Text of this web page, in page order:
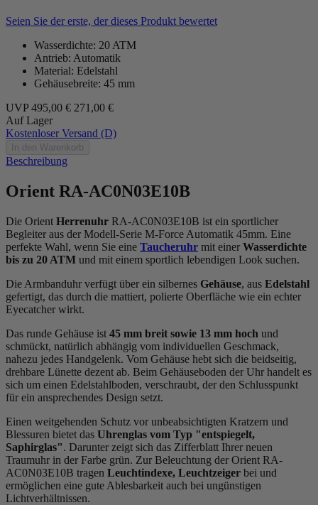
Seien Sie der erste, der dieses Produkt bewertet
Wasserdichte: 20 ATM
Antrieb: Automatik
Material: Edelstahl
Gehäusebreite: 45 mm
UVP 495,00 € 271,00 €
Auf Lager
Kostenloser Versand (D)
In den Warenkorb
Beschreibung
Orient RA-AC0N03E10B
Die Orient Herrenuhr RA-AC0N03E10B ist ein sportlicher
Begleiter aus der Modell-Serie M-Force Automatik 45mm. Eine
perfekte Wahl, wenn Sie eine Taucheruhr mit einer Wasserdichte
bis zu 20 ATM und mit einem sportlich lebendigen Look suchen.
Die Armbanduhr verfügt über ein silbernes Gehäuse, aus Edelstahl
gefertigt, das durch die mattiert, polierte Oberfläche wie ein echter
Eyecatcher wirkt.
Das runde Gehäuse ist 45 mm breit sowie 13 mm hoch und
schmückt, natürlich abhängig vom individuellen Geschmack,
nahezu jedes Handgelenk. Vom Gehäuse hebt sich die beidseitig,
drehbare Lünette dezent ab. Beim Gehäuseboden der Uhr handelt es
sich um einen Edelstahlboden, verschraubt, der den Schlusspunkt
für ein ansprechendes Design setzt.
Einen weitgehenden Schutz vor unbeabsichtigten Kratzern und
Blessuren bietet das Uhrenglas vom Typ "entspiegelt,
Saphirglas". Darunter zeigt sich das Zifferblatt Ihrer neuen
Traumuhr in der Farbe grün. Zur Beleuchtung der Orient RA-
AC0N03E10B tragen Leuchtindexe, Leuchtzeiger bei und
ermöglichen eine gute Ablesbarkeit auch bei ungünstigen
Lichtverhältnissen.